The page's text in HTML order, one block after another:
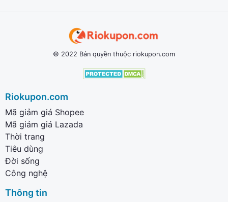
© 2022 Bản quyền thuộc riokupon.com
Riokupon.com
Mã giảm giá Shopee
Mã giảm giá Lazada
Thời trang
Tiêu dùng
Đời sống
Công nghệ
Thông tin